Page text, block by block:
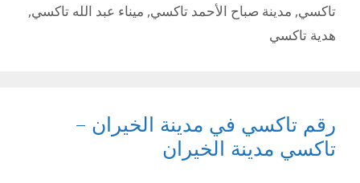
تاكسي, مدينة صباح الأحمد تاكسي, ميناء عبد الله تاكسي,
هدية تاكسي
رقم تاكسي في مدينة الخيران –
تاكسي مدينة الخيران